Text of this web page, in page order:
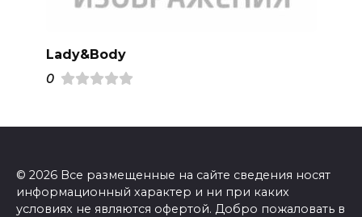
Lady&Body
0
© 2026 Все размещенные на сайте сведения носят
информационный характер и ни при каких
условиях не являются офертой. Добро пожаловать в